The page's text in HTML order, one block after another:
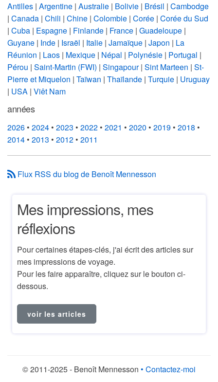
Antilles | Argentine | Australie | Bolivie | Brésil | Cambodge
| Canada | Chili | Chine | Colombie | Corée | Corée du Sud
| Cuba | Espagne | Finlande | France | Guadeloupe |
Guyane | Inde | Israël | Italie | Jamaïque | Japon | La
Réunion | Laos | Mexique | Népal | Polynésie | Portugal |
Pérou | Saint-Martin (FWI) | Singapour| Sint Marteen | St-
Pierre et Miquelon | Taïwan | Thaïlande | Turquie | Uruguay
| USA | Viêt Nam
années
2026 • 2024 • 2023 • 2022 • 2021 • 2020 • 2019 • 2018 •
2014 • 2013 • 2012 • 2011
Flux RSS du blog de Benoît Mennesson
Mes impressions, mes
réflexions
Pour certaines étapes-clés, j'ai écrit des articles sur
mes impressions de voyage.
Pour les faire apparaître, cliquez sur le bouton ci-
dessous.
voir les articles
© 2011-2025 - Benoît Mennesson • Contactez-moi